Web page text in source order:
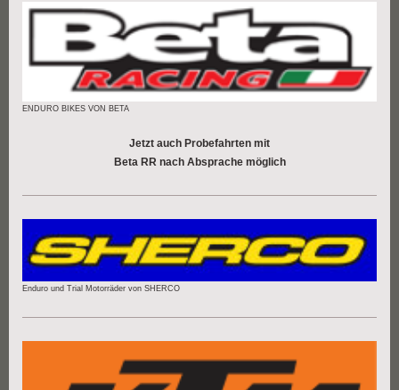
ENDURO BIKES VON BETA
Jetzt auch Probefahrten mit
Beta RR nach Absprache möglich
Enduro und Trial Motorräder von SHERCO